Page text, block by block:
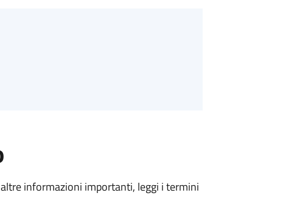
informazioni importanti, leggi i termini